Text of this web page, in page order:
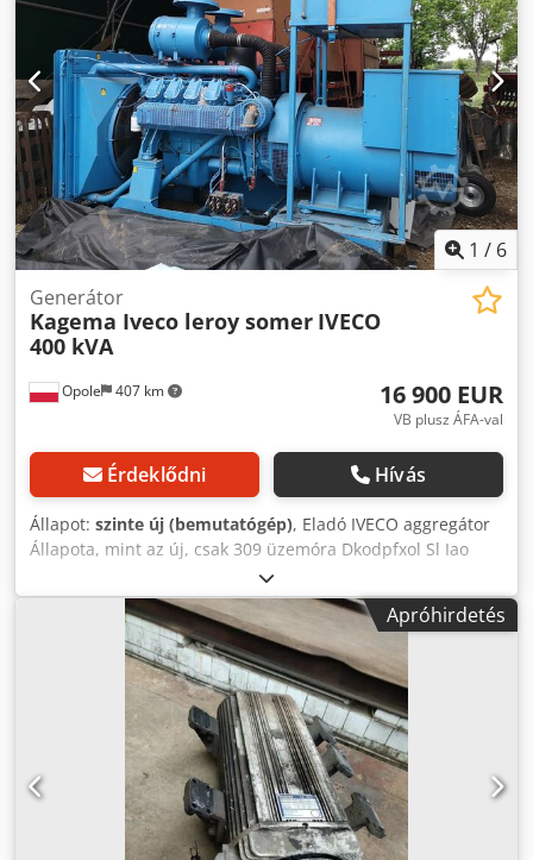
1 / 6
Opole 407 km
Generátor
Kagema Iveco leroy somer IVECO
400 kVA
16 900 EUR
VB plusz ÁFA-val
Érdeklődni Hívás
Állapot: szinte új (bemutatógép), Eladó IVECO aggregátor
Állapota, mint az új, csak 309 üzemóra Dkodpfxol Sl Iao
Aafsr Gyártó: KAGEMA IVECO motor, 8 hengeres turbódízel
Folyamatos teljesítmény 400 kVA Üzemanyagtartály 500 l
Terheléses próba után
Apróhirdetés